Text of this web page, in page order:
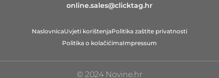
online.sales@clicktag.hr
NaslovnicaUvjeti korištenjaPolitika zaštite privatnosti
Politika o kolačićimaImpressum
© 2024 Novine.hr